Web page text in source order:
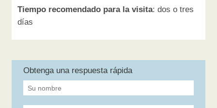
Tiempo recomendado para la visita: dos o tres
días
Obtenga una respuesta rápida